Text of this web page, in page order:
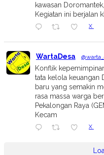
kawasan
Kegiatan ini berjalan
X
WartaDesa
Konflik
tata kelola keuangan
baru yang semakin
rasa massa warga
Pekalongan Raya
Kecam
X